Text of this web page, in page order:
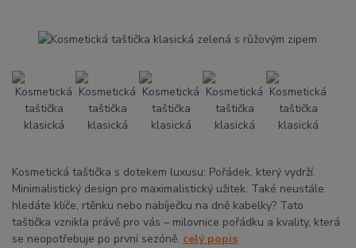
Kosmetická taštička s dotekem luxusu: Pořádek, který vydrží.
Minimalistický design pro maximalistický užitek. Také neustále
hledáte klíče, rtěnku nebo nabíječku na dně kabelky? Tato
taštička vznikla právě pro vás – milovnice pořádku a kvality, která
se neopotřebuje po první sezóně. celý popis